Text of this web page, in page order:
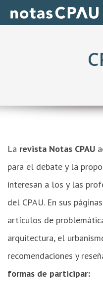
La revista Notas CPAU
para el debate y la
interesan a los y las
del CPAU. En sus
artículos de
arquitectura, el
recomendaciones y
formas de participar: